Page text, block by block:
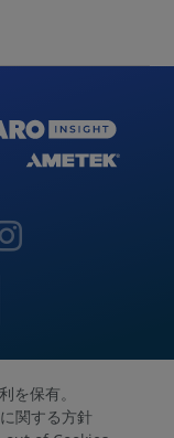
を保有。
関する方針